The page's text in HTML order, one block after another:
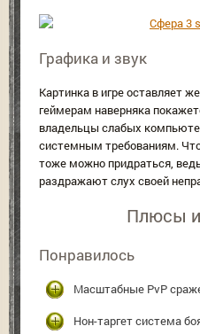
Графика и звук
Картинка в игре оставляет
геймерам наверняка
владельцы слабых
системным требованиям.
тоже можно придраться,
раздражают слух своей
Плюсы
Понравилось
Масштабные PvP
Нон-таргет система